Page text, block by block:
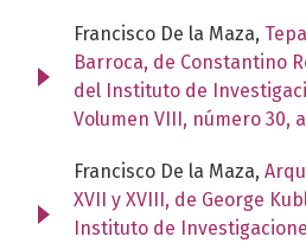
Francisco De la Maza,
Barroca, de Constantino
del Instituto de
Volumen VIII, número 30,
Francisco De la Maza,
XVII y XVIII, de George
Instituto de